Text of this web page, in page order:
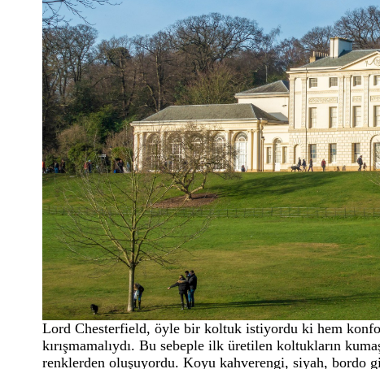
Lord Chesterfield, öyle bir koltuk istiyordu ki hem
kırışmamalıydı. Bu sebeple ilk üretilen koltukların
renklerden oluşuyordu. Koyu kahverengi, siyah, bordo